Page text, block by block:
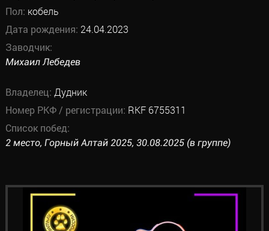
Пол: кобель
Дата рождения: 24.04.2023
Заводчик:
Михаил Лебедев
Владелец: Дудник
Номер РКФ / регистрации: RKF 6755311
Список побед:
2 место, Горный Алтай 2025, 30.08.2025 (в группе)